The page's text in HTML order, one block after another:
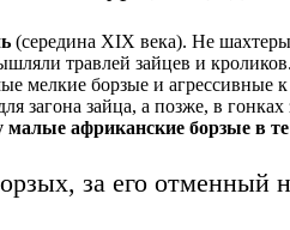
(середина XIX века). Не
травлей зайцев и
мелкие борзые и
загона зайца, а позже, в
малые африканские борзые в
за его отменный